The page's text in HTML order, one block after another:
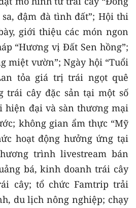
đậm đà tình đất”; Hội thi
giới thiệu các món ngon
“Hương vị Đất Sen hồng”;
miệt vườn”; Ngày hội “Tuổi
tỏa giá trị trái ngọt quê
trái cây đặc sản tại một số
hiện đại và sàn thương mại
không gian ẩm thực “Mỹ
hoạt động hưởng ứng tại
trình livestream bán
bá, kinh doanh trái cây
cây; tổ chức Famtrip trải
du lịch nông nghiệp; chạy